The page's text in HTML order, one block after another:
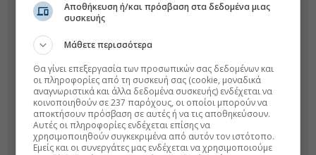
Αποθήκευση ή/και πρόσβαση στα δεδομένα μιας
συσκευής
Μάθετε περισσότερα
Θα γίνει επεξεργασία των προσωπικών σας δεδομένων και
οι πληροφορίες από τη συσκευή σας (cookie, μοναδικά
αναγνωριστικά και άλλα δεδομένα συσκευής) ενδέχεται να
κοινοποιηθούν σε 237 παρόχους, οι οποίοι μπορούν να
αποκτήσουν πρόσβαση σε αυτές ή να τις αποθηκεύσουν.
Αυτές οι πληροφορίες ενδέχεται επίσης να
χρησιμοποιηθούν συγκεκριμένα από αυτόν τον ιστότοπο.
Εμείς και οι συνεργάτες μας ενδέχεται να χρησιμοποιούμε